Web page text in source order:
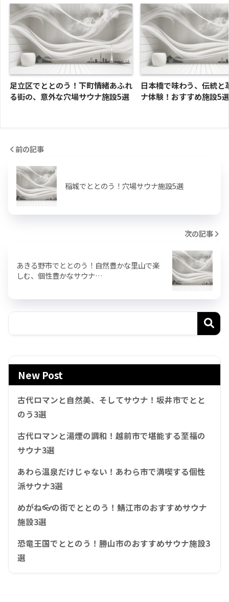
足立区でととのう！下町情緒あふれ
る街の、意外な穴場サウナ施設5選
日本橋で味わう、伝統と
ナ体験！おすすめ施設5選
前の記事
稲城でととのう！穴場サウナ施設5選
次の記事
あきる野市でととのう！自然豊かな里山で楽
しむ、個性豊かなサウナ…
New Post
古代ロマンと自然美、そしてサウナ！坂井市でとと
のう3選
古代ロマンと湯煙の調和！越前市で堪能する至福の
サウナ3選
あわら温泉だけじゃない！あわら市で満喫する個性
派サウナ3選
めがね👓の街でととのう！鯖江市のおすすめサウナ
施設3選
恐竜王国でととのう！勝山市のおすすめサウナ施設3
選